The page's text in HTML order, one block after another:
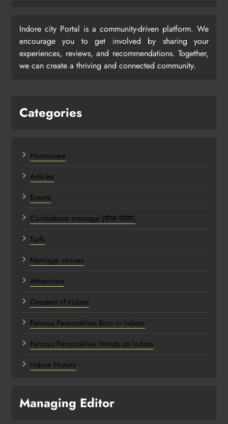
Indore city Portal is a community-driven platform. We
encourage you to get involved by sharing your
experiences, reviews, and recommendations. Together,
we can create a thriving and connected community.
Categories
Horoscope
Articles
Events
Condolence message (शोक संदेश)
Turfs
Marriage venues
Attractions
Greatest of Indore
Famous Personalities Born in Indore
Famous Personalities Words on Indore
Indore History
Managing Editor